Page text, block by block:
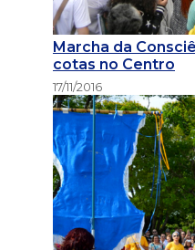
Marcha da
cotas no Centro
17/11/2016